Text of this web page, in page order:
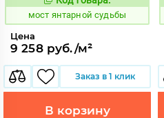
1031099
мост янтарной судьбы
Цена
9 258 руб./м²
Заказ в 1 клик
В корзину